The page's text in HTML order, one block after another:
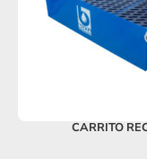
CARRITO